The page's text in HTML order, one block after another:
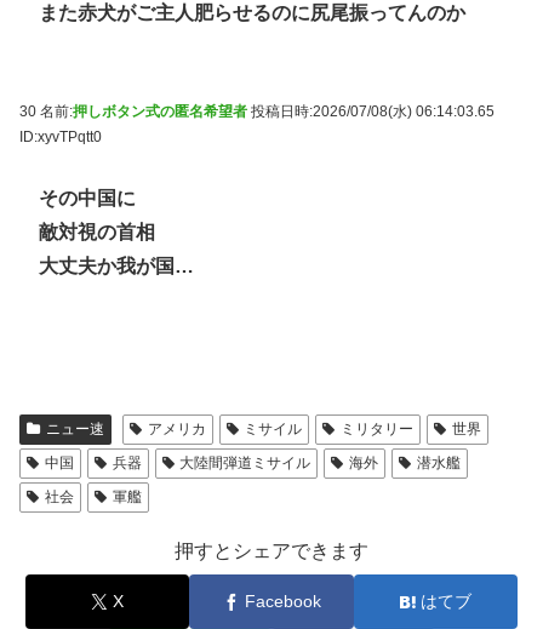
また赤犬がご主人肥らせるのに尻尾振ってんのか
30 名前:押しボタン式の匿名希望者 投稿日時:2026/07/08(水) 06:14:03.65
ID:xyvTPqtt0
その中国に
敵対視の首相
大丈夫か我が国…
ニュー速 アメリカ ミサイル ミリタリー
世界
中国
兵器 大陸間弾道ミサイル 海外
潜水艦
社会
軍艦
押すとシェアできます
X Facebook はてブ